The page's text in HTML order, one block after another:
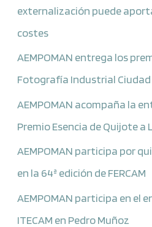
externalización puede
costes
AEMPOMAN entrega los
Fotografía Industrial
AEMPOMAN acompaña la
Premio Esencia de Quijote a
AEMPOMAN participa por
en la 64ª edición de FERCAM
AEMPOMAN participa en el
ITECAM en Pedro Muñoz